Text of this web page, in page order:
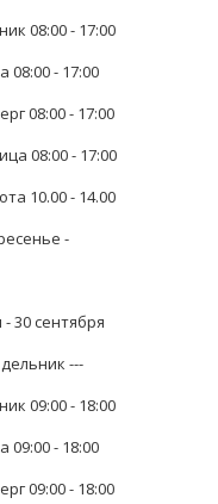
08:00 - 17:00
08:00 - 17:00
08:00 - 17:00
08:00 - 17:00
10.00 - 14.00
-
- 30 сентября
---
09:00 - 18:00
09:00 - 18:00
09:00 - 18:00